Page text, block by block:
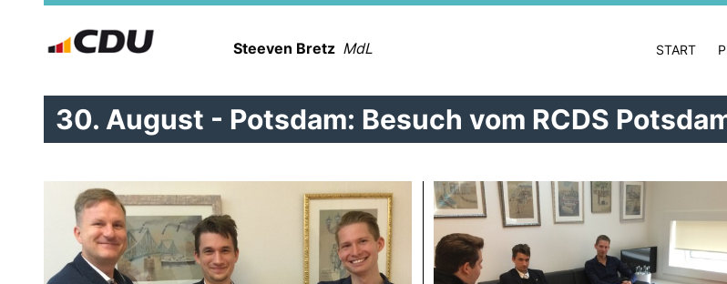
Steeven Bretz MdL START
30. August - Potsdam: Besuch vom RCDS